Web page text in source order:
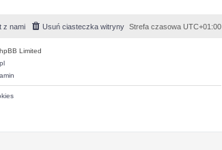
Strefa czasowa UTC+01:00
Usuń ciasteczka witryny
z nami
Limited